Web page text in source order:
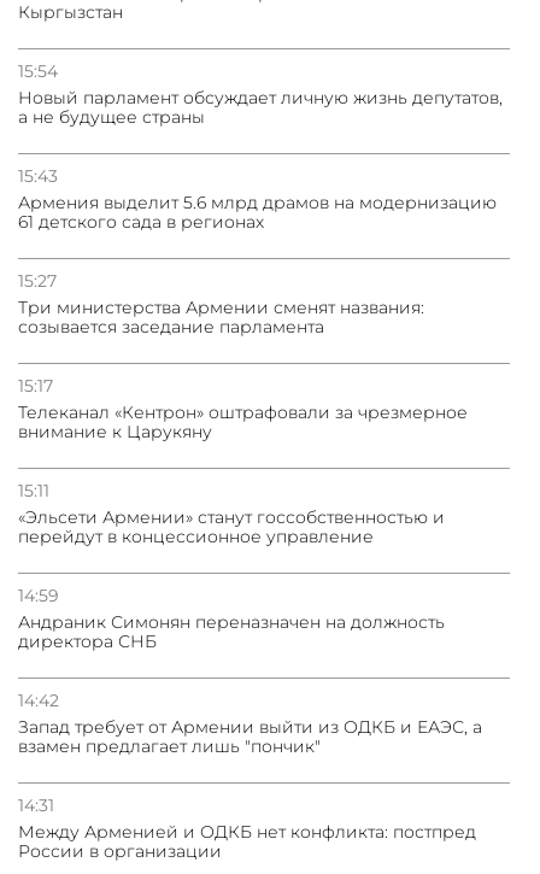
Кыргызстан
15:54
Новый парламент обсуждает личную жизнь депутатов,
а не будущее страны
15:43
Армения выделит 5.6 млрд драмов на модернизацию
61 детского сада в регионах
15:27
Три министерства Армении сменят названия:
созывается заседание парламента
15:17
Телеканал «Кентрон» оштрафовали за чрезмерное
внимание к Царукяну
15:11
«Эльсети Армении» станут госсобственностью и
перейдут в концессионное управление
14:59
Андраник Симонян переназначен на должность
директора СНБ
14:42
Запад требует от Армении выйти из ОДКБ и ЕАЭС, а
взамен предлагает лишь "пончик"
14:31
Между Арменией и ОДКБ нет конфликта: постпред
России в организации